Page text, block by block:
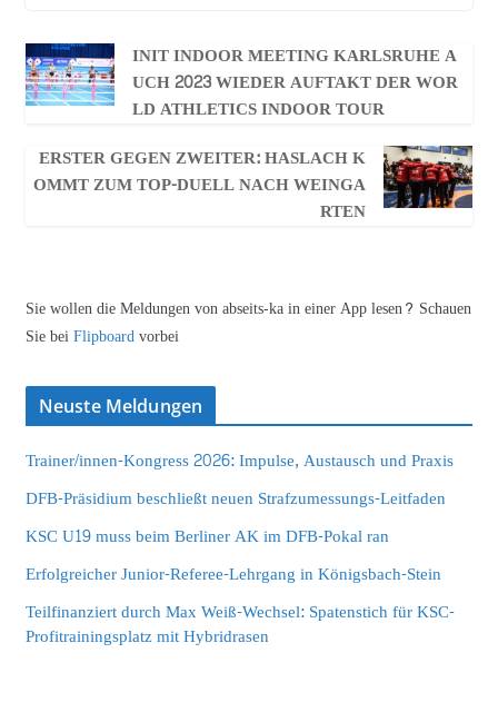
INIT INDOOR MEETING KARLSRUHE A
UCH 2023 WIEDER AUFTAKT DER WOR
LD ATHLETICS INDOOR TOUR
ERSTER GEGEN ZWEITER: HASLACH K
OMMT ZUM TOP-DUELL NACH WEINGA
RTEN
Sie wollen die Meldungen von abseits-ka in einer App lesen? Schauen
Sie beiFlipboardvorbei
Neuste Meldungen
Trainer/innen-Kongress 2026: Impulse, Austausch und Praxis
DFB-Präsidium beschließt neuen Strafzumessungs-Leitfaden
KSC U19 muss beim Berliner AK im DFB-Pokal ran
Erfolgreicher Junior-Referee-Lehrgang in Königsbach-Stein
Teilfinanziert durch Max Weiß-Wechsel: Spatenstich für KSC-
Profitrainingsplatz mit Hybridrasen